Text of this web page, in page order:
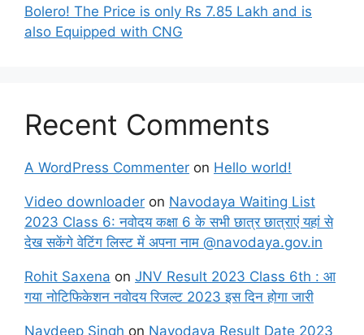
Bolero! The Price is only Rs 7.85 Lakh and is
also Equipped with CNG
Recent Comments
A WordPress Commenter on Hello world!
Video downloader on Navodaya Waiting List
2023 Class 6: नवोदय कक्षा 6 के सभी छात्र छात्राएं यहां से
देख सकेंगे वेटिंग लिस्ट में अपना नाम @navodaya.gov.in
Rohit Saxena on JNV Result 2023 Class 6th : आ
गया नोटिफिकेशन नवोदय रिजल्ट 2023 इस दिन होगा जारी
Navdeep Singh on Navodaya Result Date 2023